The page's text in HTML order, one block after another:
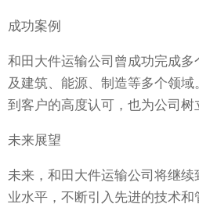
成功案例
和田大件运输公司曾成功完成
及建筑、能源、制造等多个领
到客户的高度认可，也为公司树
未来展望
未来，和田大件运输公司将继
业水平，不断引入先进的技术